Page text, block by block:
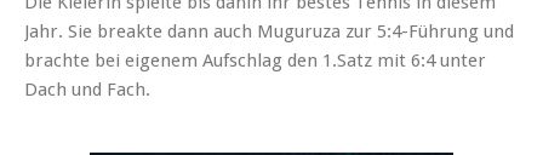
Jahr. Sie breakte dann auch Muguruza zur 5:4-Führung und
brachte bei eigenem Aufschlag den 1.Satz mit 6:4 unter
Dach und Fach.